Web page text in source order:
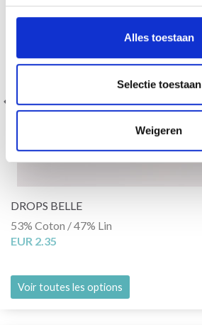
Alles toestaan
Selectie toestaan
Weigeren
DROPS BELLE
53% Coton / 47% Lin
EUR 2.35
Voir toutes les options